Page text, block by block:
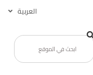
العربية